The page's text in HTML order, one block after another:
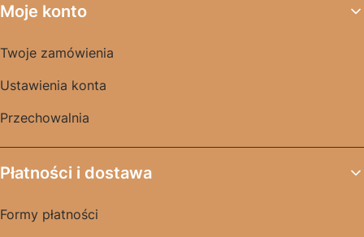
Moje konto
Twoje zamówienia
Ustawienia konta
Przechowalnia
Płatności i dostawa
Formy płatności